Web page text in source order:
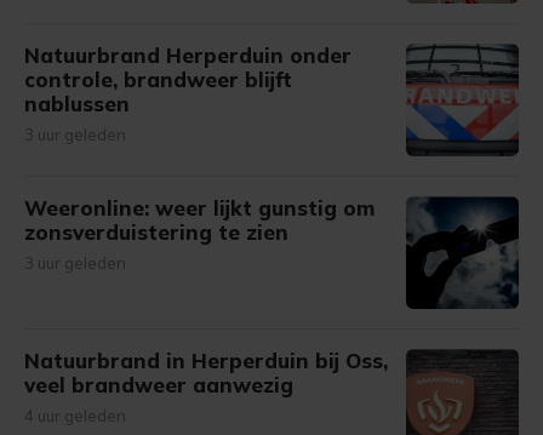
Natuurbrand Herperduin onder
controle, brandweer blijft
nablussen
3 uur geleden
Weeronline: weer lijkt gunstig om
zonsverduistering te zien
3 uur geleden
Natuurbrand in Herperduin bij Oss,
veel brandweer aanwezig
4 uur geleden